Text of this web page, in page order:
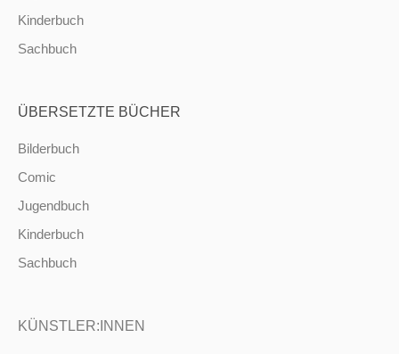
Kinderbuch
Sachbuch
ÜBERSETZTE BÜCHER
Bilderbuch
Comic
Jugendbuch
Kinderbuch
Sachbuch
KÜNSTLER:INNEN